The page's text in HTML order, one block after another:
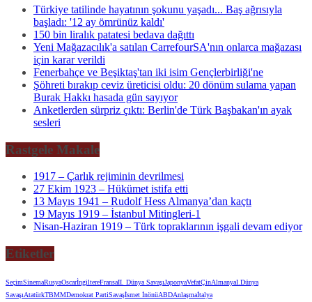
Türkiye tatilinde hayatının şokunu yaşadı... Baş ağrısıyla
başladı: '12 ay ömrünüz kaldı'
150 bin liralık patatesi bedava dağıttı
Yeni Mağazacılık'a satılan CarrefourSA'nın onlarca mağazası
için karar verildi
Fenerbahçe ve Beşiktaş'tan iki isim Gençlerbirliği'ne
Şöhreti bırakıp ceviz üreticisi oldu: 20 dönüm sulama yapan
Burak Hakkı hasada gün sayıyor
Anketlerden sürpriz çıktı: Berlin'de Türk Başbakan'ın ayak
sesleri
Rastgele Makale
1917 – Çarlık rejiminin devrilmesi
27 Ekim 1923 – Hükümet istifa etti
13 Mayıs 1941 – Rudolf Hess Almanya’dan kaçtı
19 Mayıs 1919 – İstanbul Mitingleri-1
Nisan-Haziran 1919 – Türk topraklarının işgali devam ediyor
Etiketler
SeçimSinemaRusyaOscarİngiltereFransaII. Dünya SavaşıJaponyaVefatÇinAlmanyaI.Dünya
SavaşıAtatürkTBMMDemokrat PartiSavaşİsmet İnönüABDAnlaşmaİtalya